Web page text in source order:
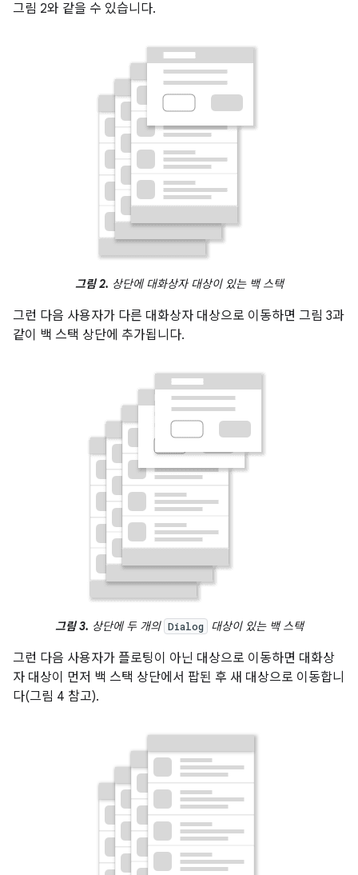
그림 2와 같을 수 있습니다.
그림 2. 상단에 대화상자 대상이 있는 백 스택
그런 다음 사용자가 다른 대화상자 대상으로 이동하면 그림 3과
같이 백 스택 상단에 추가됩니다.
그림 3. 상단에 두 개의 Dialog 대상이 있는 백 스택
그런 다음 사용자가 플로팅이 아닌 대상으로 이동하면 대화상
자 대상이 먼저 백 스택 상단에서 팝된 후 새 대상으로 이동합니
다(그림 4 참고).